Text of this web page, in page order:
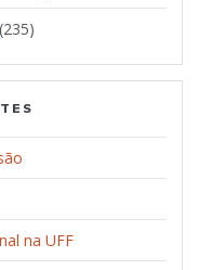
(235)
na UFF